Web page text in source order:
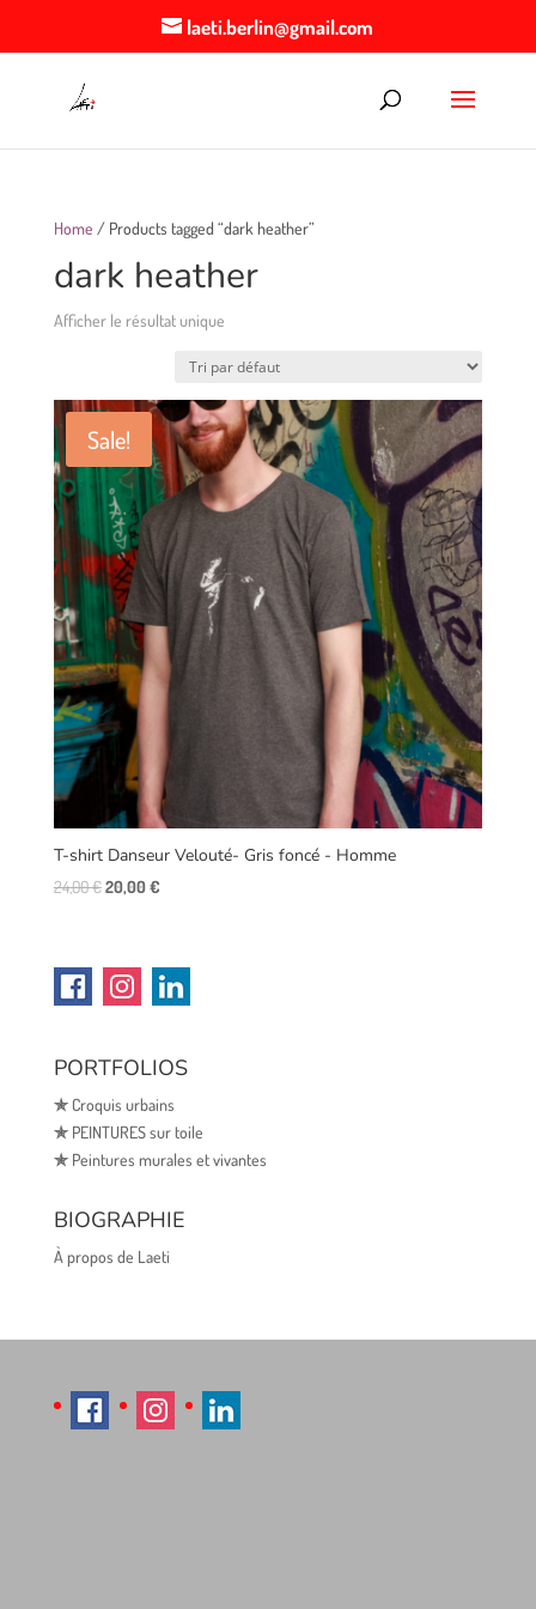
laeti.berlin@gmail.com
Home / Products tagged “dark heather”
dark heather
Afficher le résultat unique
Sale!
T-shirt Danseur Velouté- Gris foncé - Homme
24,00€Original
24,00 €.
20,00€Current
20,00 €.
PORTFOLIOS
✯Croquis urbains
✯PEINTURES sur toile
✯Peintures murales et vivantes
BIOGRAPHIE
À propos de Laeti